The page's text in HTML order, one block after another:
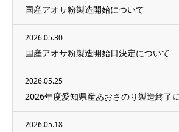
国産アオサ粉製造開始について
2026.05.30
国産アオサ粉製造開始日決定について
2026.05.25
2026年度愛知県産あおさのり製造終了
2026.05.18